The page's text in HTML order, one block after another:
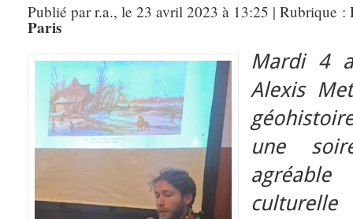
Publié par r.a., le 23 avril 2023 à 13:25 | Rubrique :
Paris
Mardi 4
Alexis
une